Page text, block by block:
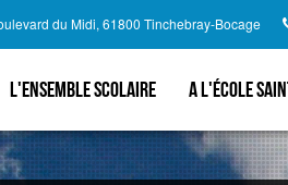
du Midi, 61800 Tinchebray-Bocage
L'ensemble scolaire A l'école